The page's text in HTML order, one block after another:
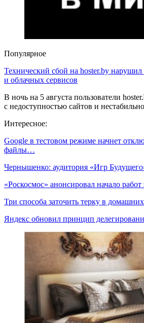
Популярное
Технический сбой на hoster.by нарушил
и облачных сервисов
В ночь на 5 августа пользователи
с недоступностью сайтов и
Интересное:
Google в тестовом режиме начнет
файлы…
Чернышенко: аудитория «Игр
«Роскосмос» анонсировал начало
Три способа заточить терку в
Яндекс обновил принцип